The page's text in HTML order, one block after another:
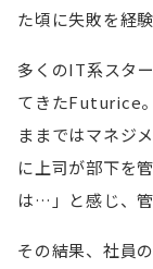
た頃に失敗を経
多くのIT系スタ
てきたFuturice
ままではマネジ
に上司が部下を
は…」と感じ、
その結果、社員